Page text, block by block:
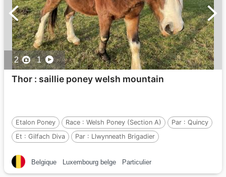
2 1
Thor : saillie poney welsh mountain
Etalon Poney Race : Welsh Poney (Section A) Par : Quincy
Et : Gilfach Diva Par : Llwynneath Brigadier
Belgique Luxembourg belge Particulier